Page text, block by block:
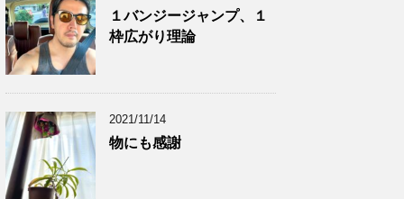
１バンジージャンプ、１
枠広がり理論
2021/11/14
物にも感謝